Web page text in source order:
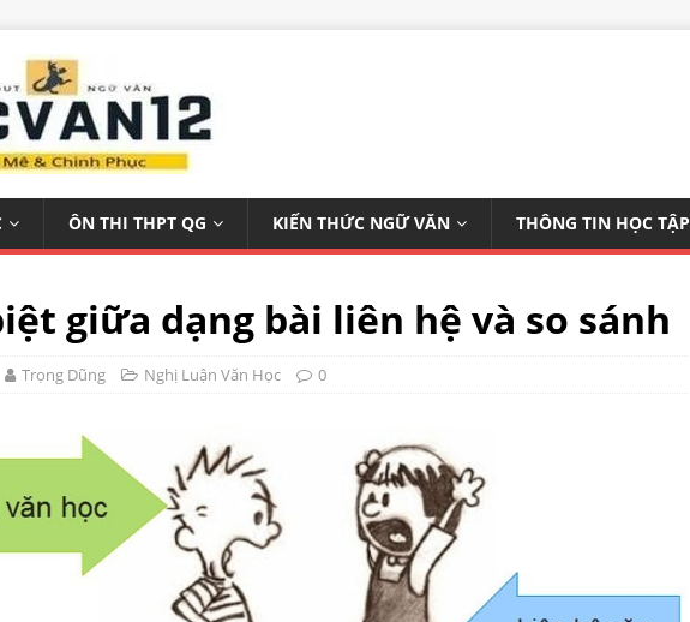
ÔN THI THPT QG KIẾN THỨC NGỮ VĂN THÔNG TIN HỌC TẬP
giữa dạng bài liên hệ và so sánh
Trọng Dũng Nghị Luận Văn Học 0